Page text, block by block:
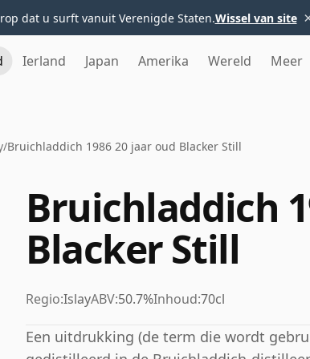
dat u surft vanuit Verenigde Staten.Wissel van site
Ierland Japan Amerika Wereld Meer
/Bruichladdich 1986 20 jaar oud Blacker Still
Bruichladdich
Blacker Still
Regio:IslayABV:50.7%Inhoud:70cl
Een uitdrukking (de term die wordt